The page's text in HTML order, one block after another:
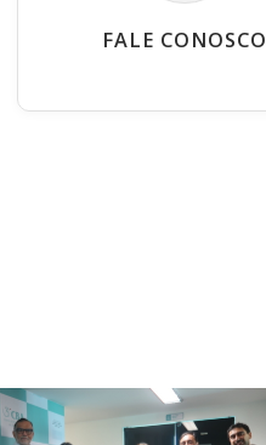
FALE CONOSCO